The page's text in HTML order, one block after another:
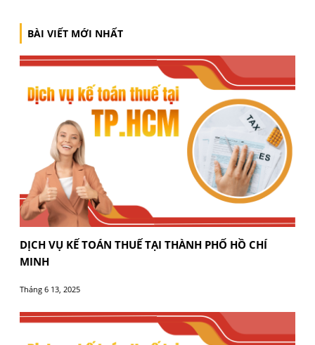
NGHIỆP 2025
Tháng 10 8, 2025
BÀI VIẾT CÙNG CHUYÊN MỤC
XỬ PHẠT VI PHẠM THUẾ TĂNG KỂ TỪ 1/7-